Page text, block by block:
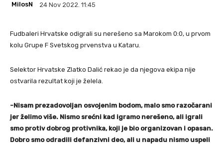
MilosN 24 Nov 2022. 11:45
Fudbaleri Hrvatske odigrali su nerešeno sa Marokom 0:0, u prvom
kolu Grupe F Svetskog prvenstva u Kataru.
Selektor Hrvatske Zlatko Dalić rekao je da njegova ekipa nije
ostvarila rezultat koji je želela.
-Nisam prezadovoljan osvojenim bodom, malo smo razočarani
jer želimo više. Nismo srećni kad igramo nerešeno, ali igrali
smo protiv dobrog protivnika, koji je bio organizovan i opasan.
Dobro smo odradili defanzivni deo, ali u napadu nismo uspeli